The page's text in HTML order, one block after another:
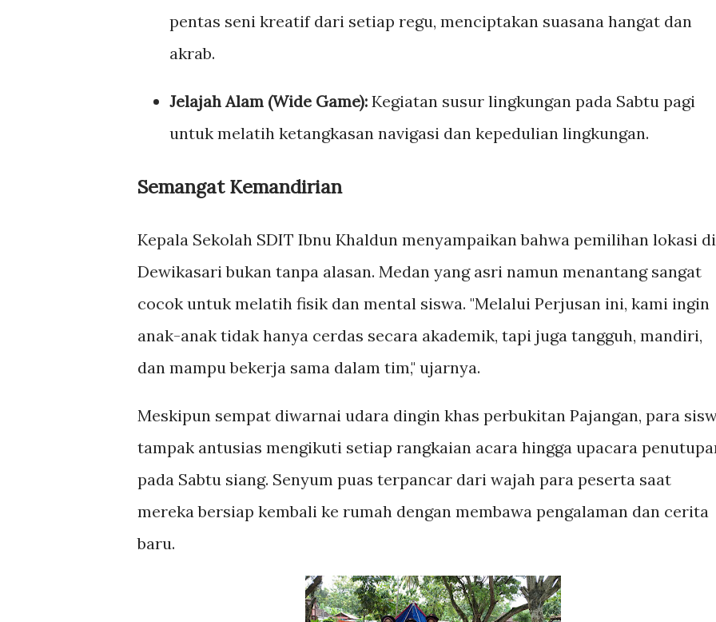
pentas seni kreatif dari setiap regu, menciptakan suasana hangat dan
akrab.
Jelajah Alam (Wide Game): Kegiatan susur lingkungan pada Sabtu pagi
untuk melatih ketangkasan navigasi dan kepedulian lingkungan.
Semangat Kemandirian
Kepala Sekolah SDIT Ibnu Khaldun menyampaikan bahwa pemilihan lokasi di
Dewikasari bukan tanpa alasan. Medan yang asri namun menantang sangat
cocok untuk melatih fisik dan mental siswa. "Melalui Perjusan ini, kami ingin
anak-anak tidak hanya cerdas secara akademik, tapi juga tangguh, mandiri,
dan mampu bekerja sama dalam tim," ujarnya.
Meskipun sempat diwarnai udara dingin khas perbukitan Pajangan, para
tampak antusias mengikuti setiap rangkaian acara hingga upacara
pada Sabtu siang. Senyum puas terpancar dari wajah para peserta saat
mereka bersiap kembali ke rumah dengan membawa pengalaman dan cerita
baru.